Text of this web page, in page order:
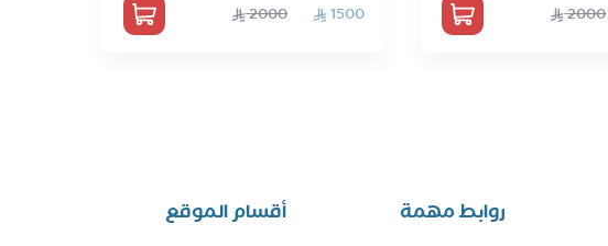
2000
1500
2000
روابط مهمة أقسام الموقع